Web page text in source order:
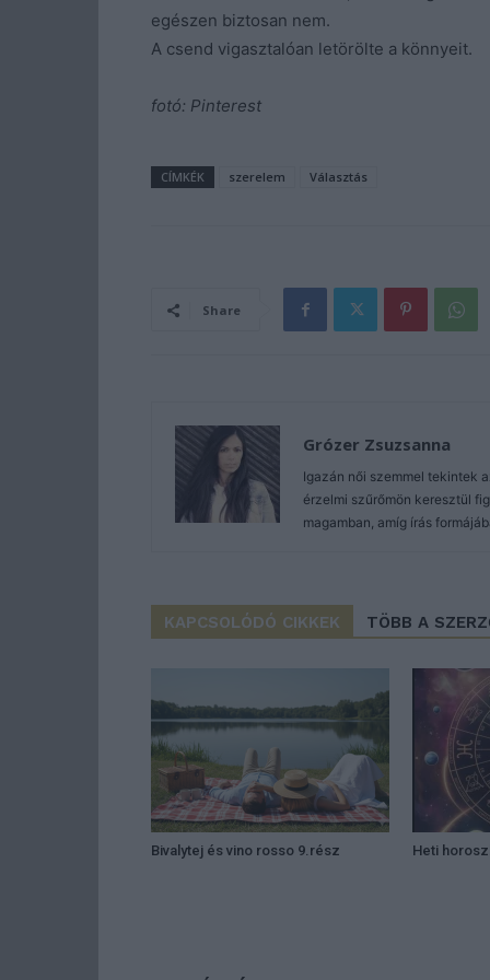
egészen biztosan nem.
A csend vigasztalóan letörölte a könnyeit.
fotó: Pinterest
CÍMKÉK szerelem Választás
Share
Grózer Zsuzsanna
Igazán női szemmel tekintek
érzelmi szűrőmön keresztül
magamban, amíg írás
KAPCSOLÓDÓ CIKKEK TÖBB A
Bivalytej és vino rosso 9.rész Heti